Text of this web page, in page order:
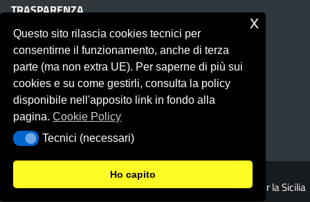
TRASPARENZA
Albo on line
Amministrazione Trasparente
Pubblici proclami
PTPCT per le Istituzioni scolastiche della Sicilia
Whistleblowing
Obiettivi di Accessibilità
© 2026 Ufficio Scolastico Regionale per la Sicilia
Questo sito rilascia cookies tecnici per
consentirne il funzionamento, anche di terza
parte (ma non extra UE). Per saperne di più sui
cookies e su come gestirli, consulta la policy
disponibile nell'apposito link in fondo alla
pagina.Cookie Policy
Tecnici (necessari)
Tecnici (necessari)
Ho capito
x